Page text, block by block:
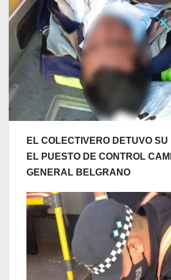
EL COLECTIVERO DETUVO SU
EL PUESTO DE CONTROL
GENERAL BELGRANO